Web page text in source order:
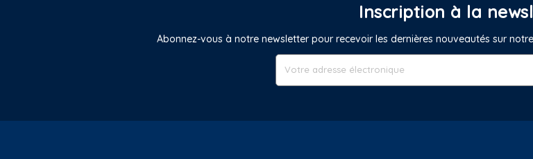
Inscription à la
Abonnez-vous à notre newsletter pour recevoir les dernières nouveautés sur